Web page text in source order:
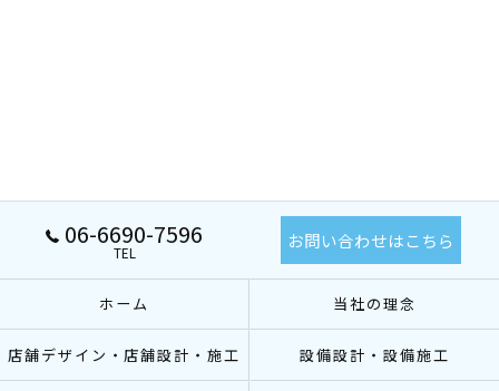
06-6690-7596
TEL
お問い合わせはこちら
ホーム 当社の理念
店舗デザイン・店舗設計・施工 設備設計・設備施工